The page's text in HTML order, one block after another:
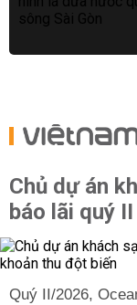
Chủ dự án
báo lãi quý
Quý II/2026,